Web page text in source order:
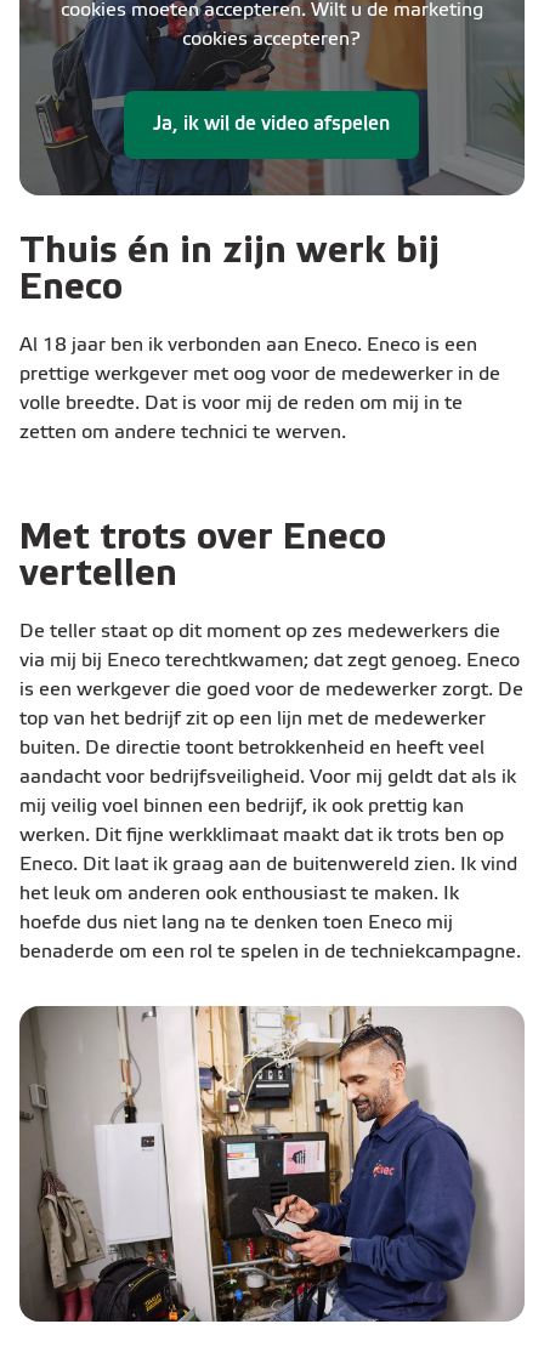
cookies moeten accepteren. Wilt u de marketing
cookies accepteren?
Ja, ik wil de video afspelen
Thuis én in zijn werk bij
Eneco
Al 18 jaar ben ik verbonden aan Eneco. Eneco is een
prettige werkgever met oog voor de medewerker in de
volle breedte. Dat is voor mij de reden om mij in te
zetten om andere technici te werven.
Met trots over Eneco
vertellen
De teller staat op dit moment op zes medewerkers die
via mij bij Eneco terechtkwamen; dat zegt genoeg. Eneco
is een werkgever die goed voor de medewerker zorgt. De
top van het bedrijf zit op een lijn met de medewerker
buiten. De directie toont betrokkenheid en heeft veel
aandacht voor bedrijfsveiligheid. Voor mij geldt dat als ik
mij veilig voel binnen een bedrijf, ik ook prettig kan
werken. Dit fijne werkklimaat maakt dat ik trots ben op
Eneco. Dit laat ik graag aan de buitenwereld zien. Ik vind
het leuk om anderen ook enthousiast te maken. Ik
hoefde dus niet lang na te denken toen Eneco mij
benaderde om een rol te spelen in de techniekcampagne.